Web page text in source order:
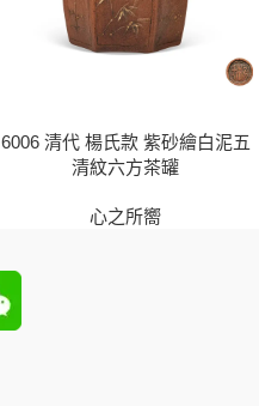
6006 清代 楊氏款 紫砂繪白泥五
清紋六方茶罐
心之所嚮